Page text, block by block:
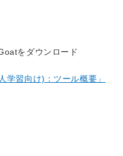
をダウンロード
習向け)：ツール概要」